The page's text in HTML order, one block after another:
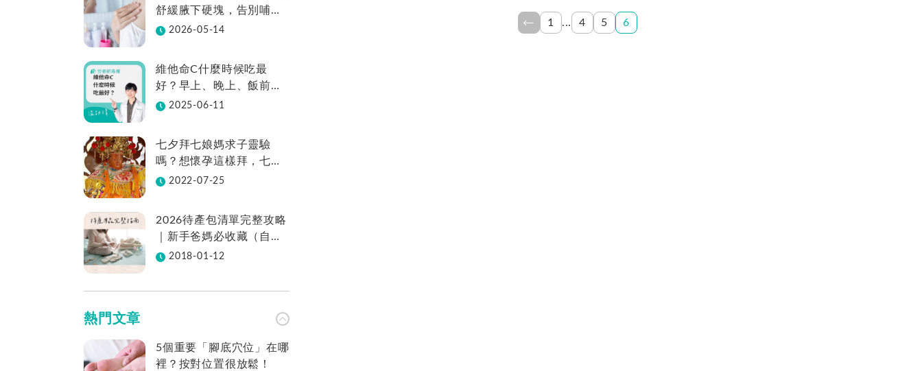
1 ... 4 5 6
舒緩腋下硬塊，告別哺乳
疼痛2026-05-14
維他命C什麼時候吃最
好？早上、晚上、飯前、
飯後差在哪？
2025-06-11
七夕拜七娘媽求子靈驗
嗎？想懷孕這樣拜，七娘
媽拜法、供品、地點一次
2022-07-25
2026待產包清單完整攻略
｜新手爸媽必收藏（自然
產／剖腹產適用／表格免
2018-01-12
熱門文章
5個重要「腳底穴位」在哪
裡？按對位置很放鬆！